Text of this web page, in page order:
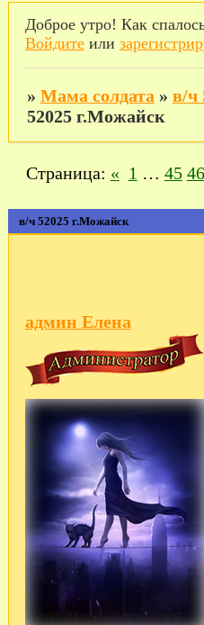
Доброе утро! Как
Войдитеили
» Мама солдата » в/ч
52025 г.Можайск
в/ч 52025 г.Можайск
Страница: « 1 … 45 46
админ Елена